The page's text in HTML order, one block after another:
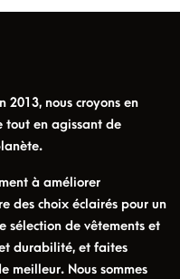
nous croyons en
tout en agissant de
à améliorer
des choix éclairés pour un
sélection de vêtements et
durabilité, et faites
meilleur. Nous sommes